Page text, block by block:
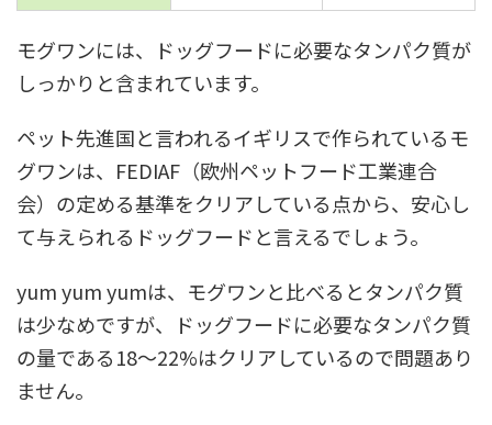
モグワンには、ドッグフードに必要なタンパク質が
しっかりと含まれています。
ペット先進国と言われるイギリスで作られているモ
グワンは、FEDIAF（欧州ペットフード工業連合
会）の定める基準をクリアしている点から、安心し
て与えられるドッグフードと言えるでしょう。
yum yum yumは、モグワンと比べるとタンパク質
は少なめですが、ドッグフードに必要なタンパク質
の量である18〜22%はクリアしているので問題あり
ません。